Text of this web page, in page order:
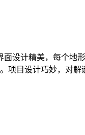
设计精美，每个地
目设计巧妙，对